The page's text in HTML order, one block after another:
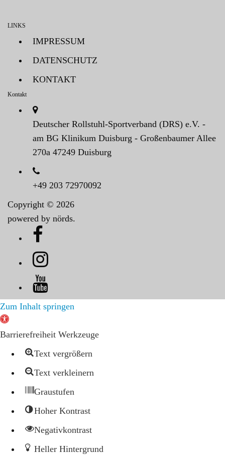
LINKS
IMPRESSUM
DATENSCHUTZ
KONTAKT
Kontakt
Deutscher Rollstuhl-Sportverband (DRS) e.V. -
am BG Klinikum Duisburg - Großenbaumer Allee
270a 47249 Duisburg
+49 203 72970092
Copyright © 2026
powered by nörds.
Zum Inhalt springen
Werkzeugleiste
öffnen
Barrierefreiheit Werkzeuge
Text vergrößern
Text verkleinern
Graustufen
Hoher Kontrast
Negativkontrast
Heller Hintergrund